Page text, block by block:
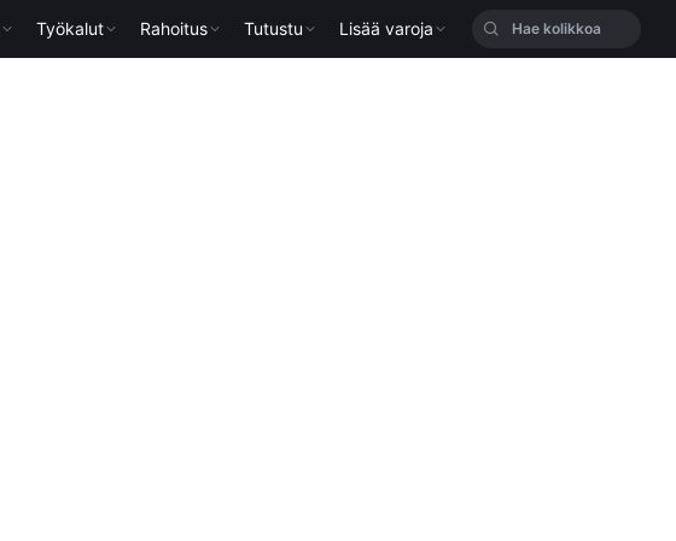
Työkalut Rahoitus Tutustu Lisää varoja